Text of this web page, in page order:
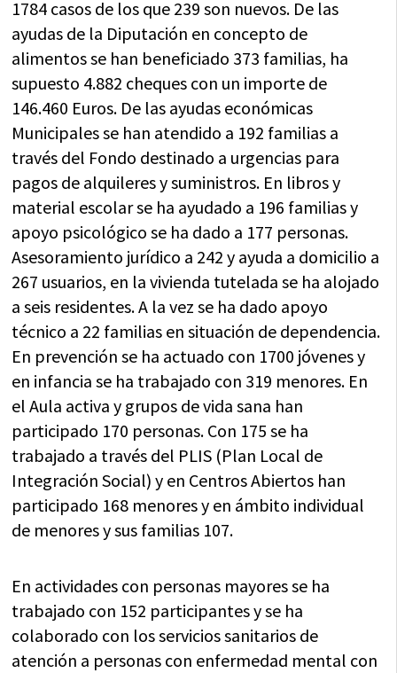
1784 casos de los que 239 son nuevos. De las
ayudas de la Diputación en concepto de
alimentos se han beneficiado 373 familias, ha
supuesto 4.882 cheques con un importe de
146.460 Euros. De las ayudas económicas
Municipales se han atendido a 192 familias a
través del Fondo destinado a urgencias para
pagos de alquileres y suministros. En libros y
material escolar se ha ayudado a 196 familias y
apoyo psicológico se ha dado a 177 personas.
Asesoramiento jurídico a 242 y ayuda a domicilio a
267 usuarios, en la vivienda tutelada se ha alojado
a seis residentes. A la vez se ha dado apoyo
técnico a 22 familias en situación de dependencia.
En prevención se ha actuado con 1700 jóvenes y
en infancia se ha trabajado con 319 menores. En
el Aula activa y grupos de vida sana han
participado 170 personas. Con 175 se ha
trabajado a través del PLIS (Plan Local de
Integración Social) y en Centros Abiertos han
participado 168 menores y en ámbito individual
de menores y sus familias 107.
En actividades con personas mayores se ha
trabajado con 152 participantes y se ha
colaborado con los servicios sanitarios de
atención a personas con enfermedad mental con